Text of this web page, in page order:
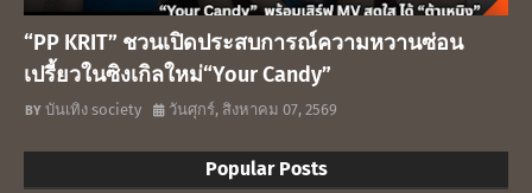
“PP KRIT” ชวนเปิดประสบการณ์ความหวานซ่อน
เปรี้ยวในซิงเกิลใหม่“Your Candy”
บันเทิง society วันศุกร์, สิงหาคม 07, 2569
Popular Posts